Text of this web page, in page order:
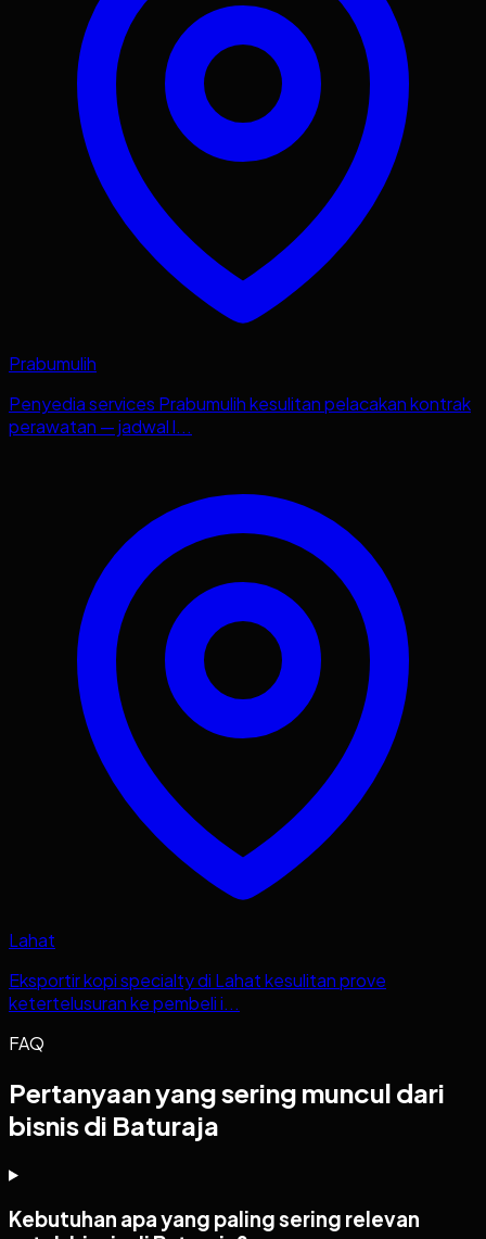
Prabumulih
Penyedia services Prabumulih kesulitan pelacakan kontrak
perawatan — jadwal l...
Lahat
Eksportir kopi specialty di Lahat kesulitan prove
ketertelusuran ke pembeli i...
FAQ
Pertanyaan yang sering muncul dari
bisnis di Baturaja
Kebutuhan apa yang paling sering relevan